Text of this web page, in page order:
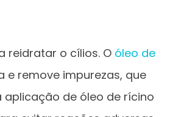
reidratar o cílios. O óleo de
remove impurezas, que
de óleo de rícino